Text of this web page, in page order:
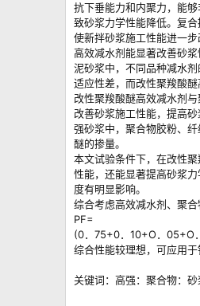
抗下垂能力和内聚力，能
致砂浆力学性能降低。复
使新拌砂浆施工性能进一步
高效减水剂能显著改善砂
泥砂浆中，不同品种减水
适应性差，而改性聚羧酸醚
改性聚羧酸醚高效减水剂
改善砂浆施工性能，提高
强砂浆中，聚合物胶粉、
醚的掺量。
本文试验条件下，在改性
性能，还能显著提高砂浆
度有明显影响。
综合考虑高效减水剂、聚
PF=
(0．75+0．10+O．05+O
综合性能较理想，可应用于
关键词：高强：聚合物：砂